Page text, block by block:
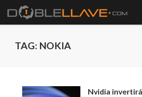
TAG: NOKIA
Nvidia